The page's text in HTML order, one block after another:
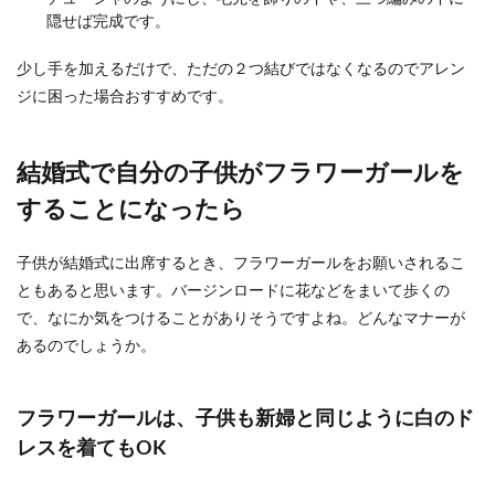
隠せば完成です。
少し手を加えるだけで、ただの２つ結びではなくなるのでアレン
ジに困った場合おすすめです。
結婚式で自分の子供がフラワーガールを
することになったら
子供が結婚式に出席するとき、フラワーガールをお願いされるこ
ともあると思います。バージンロードに花などをまいて歩くの
で、なにか気をつけることがありそうですよね。どんなマナーが
あるのでしょうか。
フラワーガールは、子供も新婦と同じように白のド
レスを着てもOK